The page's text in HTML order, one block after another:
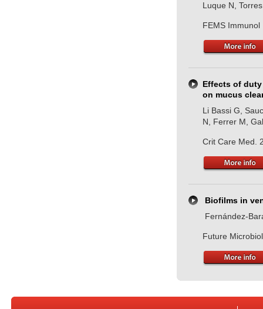
Luque N,
FEMS
Effects of
on mucus
Li Bassi G,
N, Ferrer M,
Crit Care Med.
Biofilms in
Fernández-
Future